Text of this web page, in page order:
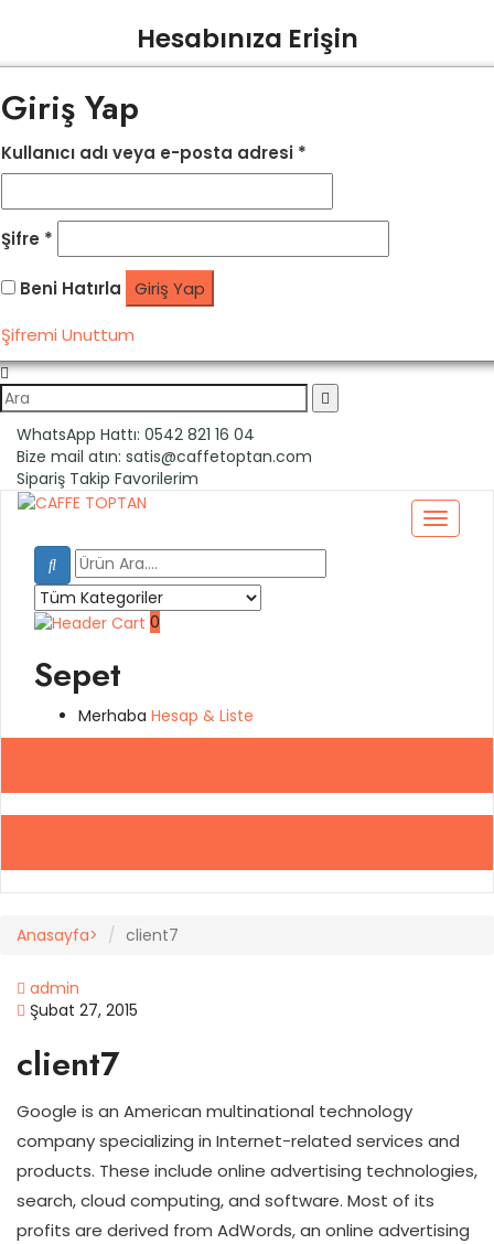
Hesabınıza Erişin
Giriş Yap
Kullanıcı adı veya e-posta adresi *
Şifre *
Beni Hatırla
Giriş Yap
Şifremi Unuttum
WhatsApp Hattı: 0542 821 16 04
Bize mail atın: satis@caffetoptan.com
Sipariş Takip Favorilerim
0
Sepet
Merhaba Hesap & Liste
Anasayfa client7
admin
Şubat 27, 2015
client7
Google is an American multinational technology
company specializing in Internet-related services and
products. These include online advertising technologies,
search, cloud computing, and software. Most of its
profits are derived from AdWords, an online advertising